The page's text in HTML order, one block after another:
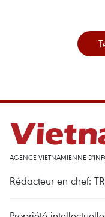
AGENCE VIETNAMIENNE
Rédacteur en chef: